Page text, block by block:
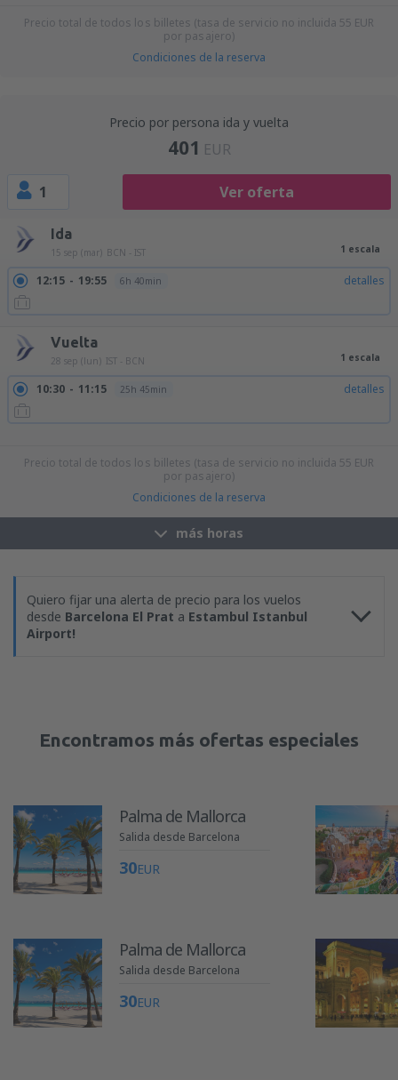
Precio total de todos los billetes (tasa de servicio no incluida 55 EUR
por pasajero)
Condiciones de la reserva
Precio por persona ida y vuelta
401 EUR
1 Ver oferta
Ida
15 sep (mar) BCN - IST 1 escala
12:15 19:55 6h 40min detalles
Vuelta
28 sep (lun) IST - BCN 1 escala
10:30 11:15 25h 45min detalles
Precio total de todos los billetes (tasa de servicio no incluida 55 EUR
por pasajero)
Condiciones de la reserva
más horas
Quiero fijar una alerta de precio para los vuelos
desde Barcelona El Prat a Estambul Istanbul
Airport!
Encontramos más ofertas especiales
Palma de Mallorca
Salida desde Barcelona
30EUR
Palma de Mallorca
Salida desde Barcelona
30EUR